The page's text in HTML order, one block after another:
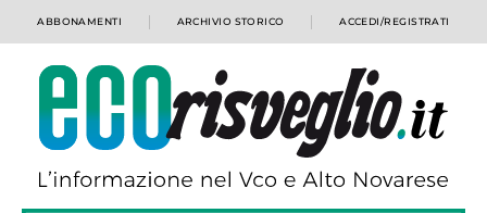
ABBONAMENTI ARCHIVIO STORICO ACCEDI/REGISTRATI